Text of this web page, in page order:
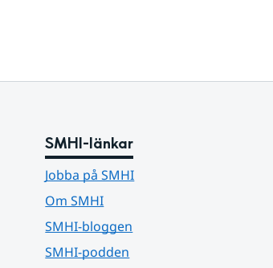
SMHI-länkar
Jobba på SMHI
Om SMHI
SMHI-bloggen
SMHI-podden